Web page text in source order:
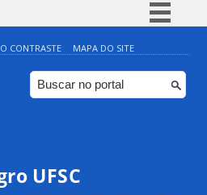
Simplifique!
Comunica BR
Participe
CONTRASTE MAPA DO SITE
UFSC